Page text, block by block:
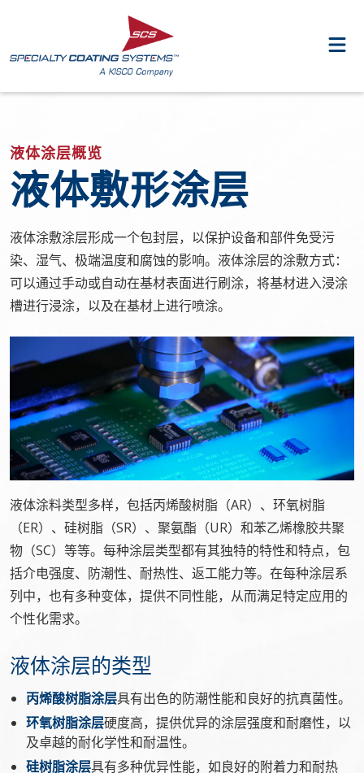
液体涂层概览
液体敷形涂层
液体涂敷涂层形成一个包封层，以保护设备和部件免受污
染、湿气、极端温度和腐蚀的影响。液体涂层的涂敷方式：
可以通过手动或自动在基材表面进行刷涂，将基材进入浸涂
槽进行浸涂，以及在基材上进行喷涂。
液体涂料类型多样，包括丙烯酸树脂（AR）、环氧树脂
（ER）、硅树脂（SR）、聚氨酯（UR）和苯乙烯橡胶共聚
物（SC）等等。每种涂层类型都有其独特的特性和特点，包
括介电强度、防潮性、耐热性、返工能力等。在每种涂层系
列中，也有多种变体，提供不同性能，从而满足特定应用的
个性化需求。
液体涂层的类型
丙烯酸树脂涂层具有出色的防潮性能和良好的抗真菌性。
环氧树脂涂层硬度高，提供优异的涂层强度和耐磨性，以
及卓越的耐化学性和耐温性。
硅树脂涂层具有多种优异性能，如良好的附着力和耐热